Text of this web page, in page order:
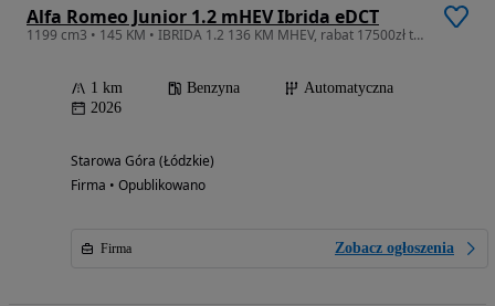
Alfa Romeo Junior 1.2 mHEV Ibrida eDCT
1199 cm3 • 145 KM • IBRIDA 1.2 136 KM MHEV, rabat 17500zł tylko u ZasadaAutomotive
1 km Benzyna
Automatyczna
2026
Starowa Góra (Łódzkie)
Firma • Opublikowano
Firma Zobacz ogłoszenia